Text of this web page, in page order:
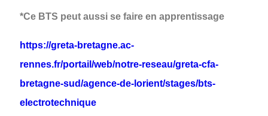
*Ce BTS peut aussi se faire en apprentissage
https://greta-bretagne.ac-
rennes.fr/portail/web/notre-reseau/greta-cfa-
bretagne-sud/agence-de-lorient/stages/bts-
electrotechnique